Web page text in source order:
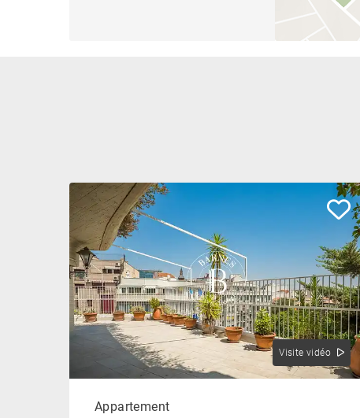
Visite vidéo
Appartement